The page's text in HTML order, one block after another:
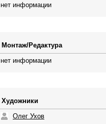
нет информации
Монтаж/Редактура
нет информации
Художники
Олег Ухов